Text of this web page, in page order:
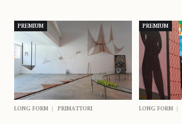
PREMIUM
LONG FORM PRIMATTORI
PREMIUM
LONG FORM